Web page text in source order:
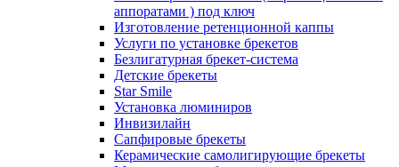
аппоратами ) под ключ
Изготовление ретенционной каппы
Услуги по установке брекетов
Безлигатурная брекет-система
Детские брекеты
Star Smile
Установка люминиров
Инвизилайн
Сапфировые брекеты
Керамические самолигирующие брекеты